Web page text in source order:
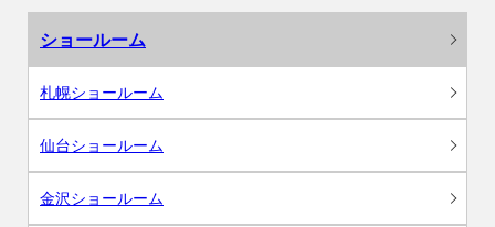
ショールーム
札幌ショールーム
仙台ショールーム
金沢ショールーム